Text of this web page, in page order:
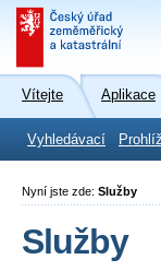
Vítejte Aplikace
Vyhledávací
Nyní jste zde: Služby
Služby